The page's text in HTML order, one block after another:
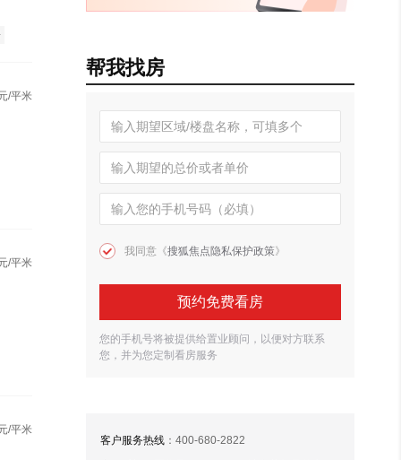
/平米
/平米
/平米
帮我找房
我同意《搜狐焦点隐私保护政策》
预约免费看房
您的手机号将被提供给置业顾问，以便对方联系
您，并为您定制看房服务
客户服务热线 ：400-680-2822